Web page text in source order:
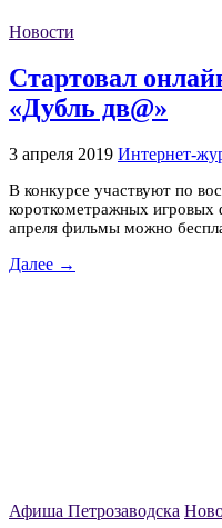
Новости
Стартовал
«Дубль дв@»
3 апреля 2019 Интернет-
В конкурсе участвуют по
короткометражных игровых
апреля фильмы можно
Далее →
Афиша Петрозаводска